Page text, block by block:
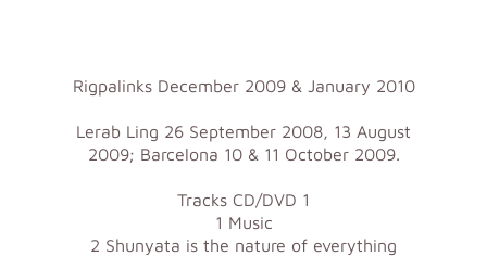
Rigpalinks December 2009 & January 2010
Lerab Ling 26 September 2008, 13 August
2009; Barcelona 10 & 11 October 2009.
Tracks CD/DVD 1
1 Music
2 Shunyata is the nature of everything